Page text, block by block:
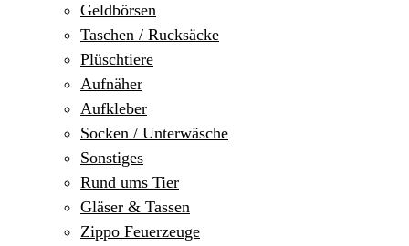
Geldbörsen
Taschen / Rucksäcke
Plüschtiere
Aufnäher
Aufkleber
Socken / Unterwäsche
Sonstiges
Rund ums Tier
Gläser & Tassen
Zippo Feuerzeuge